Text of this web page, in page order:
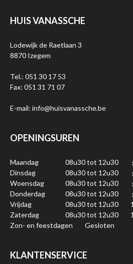
HUIS VANASSCHE
Lodewijk de Raetlaan 3
8870 Izegem
Tel.: 051 30 17 53
Fax: 051 31 71 07
E-mail: info@huisvanassche.be
OPENINGSUREN
Maandag 08u30 tot 12u30
Dinsdag
08u30 tot 12u30
Woensdag
08u30 tot 12u30
Donderdag
08u30 tot 12u30
Vrijdag
08u30 tot 12u30
Zaterdag
08u30 tot 12u30
Zon- en feestdagen
Gesloten
KLANTENSERVICE